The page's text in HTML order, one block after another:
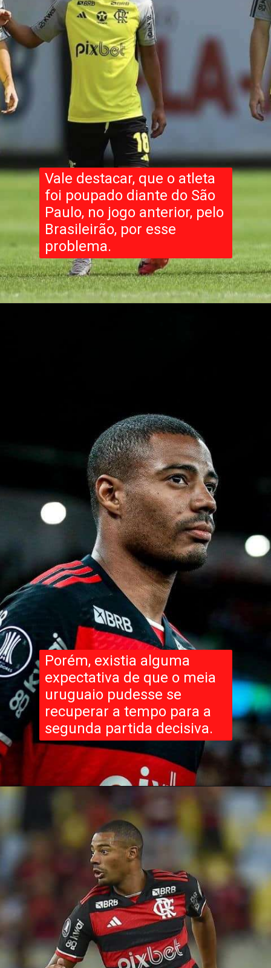
Vale destacar, que o atleta
foi poupado diante do São
Paulo, no jogo anterior, pelo
Brasileirão, por esse
problema.
Porém, existia alguma
expectativa de que o meia
uruguaio pudesse se
recuperar a tempo para a
segunda partida decisiva.